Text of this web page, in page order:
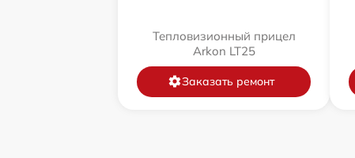
Тепловизионный прицел
Arkon LT25
Заказать ремонт